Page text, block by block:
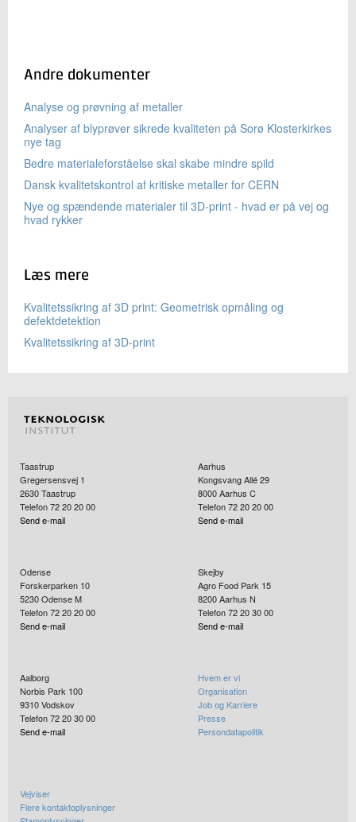
Andre dokumenter
Analyse og prøvning af metaller
Analyser af blyprøver sikrede kvaliteten på Sorø Klosterkirkes
nye tag
Bedre materialeforståelse skal skabe mindre spild
Dansk kvalitetskontrol af kritiske metaller for CERN
Nye og spændende materialer til 3D-print - hvad er på vej og
hvad rykker
Læs mere
Kvalitetssikring af 3D print: Geometrisk opmåling og
defektdetektion
Kvalitetssikring af 3D-print
Taastrup
Gregersensvej 1
2630Taastrup
Telefon 72 20 20 00
Send e-mail
Aarhus
Kongsvang Allé 29
8000Aarhus C
Telefon 72 20 20 00
Send e-mail
Odense
Forskerparken 10
5230Odense M
Telefon 72 20 20 00
Send e-mail
Skejby
Agro Food Park 15
8200Aarhus N
Telefon 72 20 30 00
Send e-mail
Aalborg
Norbis Park 100
9310Vodskov
Telefon 72 20 30 00
Send e-mail
Hvem er vi
Organisation
Job og Karriere
Presse
Persondatapolitik
Vejviser
Flere kontaktoplysninger